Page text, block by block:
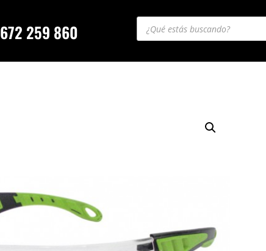
672 259 860
Búsqueda
productos